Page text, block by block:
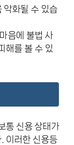
악화될 수 있습
음에 불법 사
해를 볼 수 있
통 신용 상태가
이러한 신용등